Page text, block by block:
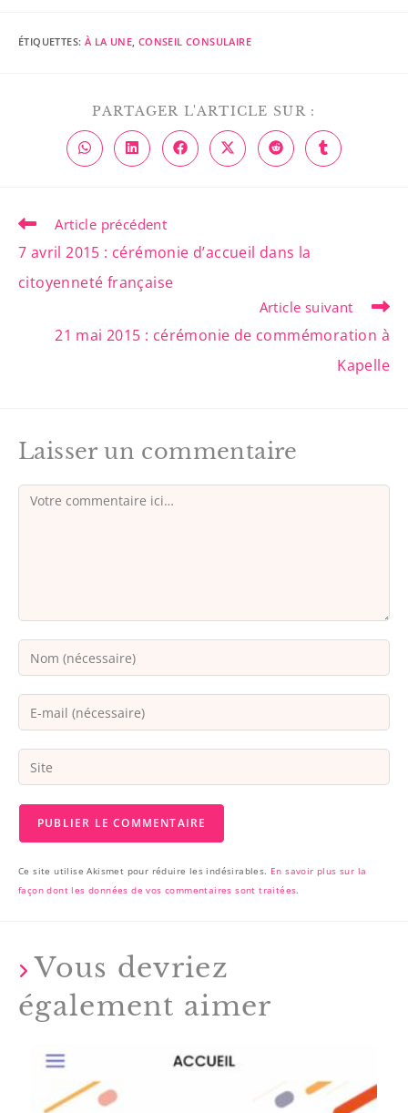
ÉTIQUETTES: À LA UNE, CONSEIL CONSULAIRE
PARTAGER L'ARTICLE SUR :
Article précédent
7 avril 2015 : cérémonie d’accueil dans la
citoyenneté française
Article suivant
21 mai 2015 : cérémonie de commémoration à
Kapelle
Laisser un commentaire
Ce site utilise Akismet pour réduire les indésirables. En savoir plus sur la
façon dont les données de vos commentaires sont traitées.
Vous devriez
également aimer